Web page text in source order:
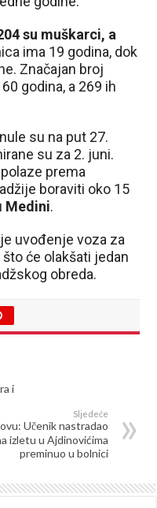
su muškarci, a
ima 19 godina, dok
Značajan broj
godina, a 269 ih
su na put 27.
su za 2. juni.
prema
boraviti oko 15
Medini.
uvođenje voza za
što će olakšati jedan
obreda.
i
Sljedeće
Učenik nastradao
izletu u Ajdinovićima
preminuo u bolnici